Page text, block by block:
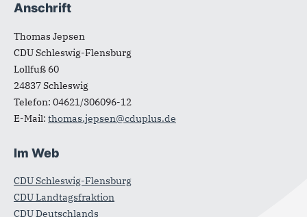
Fußbereich
Anschrift
Thomas Jepsen
CDU Schleswig-Flensburg
Lollfuß 60
24837Schleswig
Telefon: 04621/306096-12
E-Mail: thomas.jepsen@cduplus.de
Im Web
CDU Schleswig-Flensburg
CDU Landtagsfraktion
CDU Deutschlands